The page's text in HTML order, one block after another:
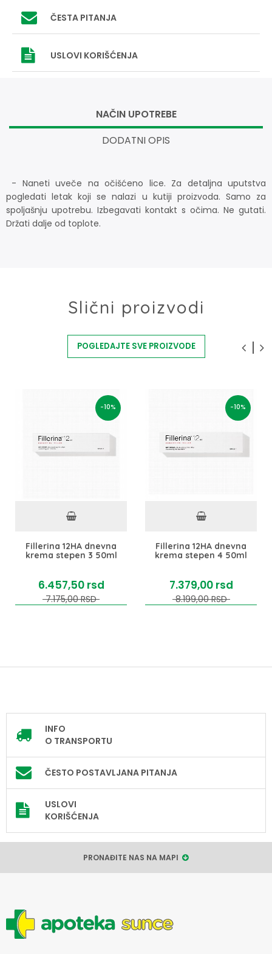
ČESTA PITANJA
USLOVI KORIŠĆENJA
NAČIN UPOTREBE
DODATNI OPIS
- Naneti uveče na očišćeno lice. Za detaljna uputstva
pogledati letak koji se nalazi u kutiji proizvoda. Samo za
spoljašnju upotrebu. Izbegavati kontakt s očima. Ne gutati.
Držati dalje od toplote.
Slični proizvodi
POGLEDAJTE SVE PROIZVODE
-10%
Fillerina 12HA dnevna
krema stepen 3 50ml
6.457,50 rsd
7.175,00 RSD
-10%
Fillerina 12HA dnevna
krema stepen 4 50ml
7.379,00 rsd
8.199,00 RSD
INFO
O TRANSPORTU
ČESTO POSTAVLJANA PITANJA
USLOVI
KORIŠĆENJA
PRONAĐITE NAS NA MAPI